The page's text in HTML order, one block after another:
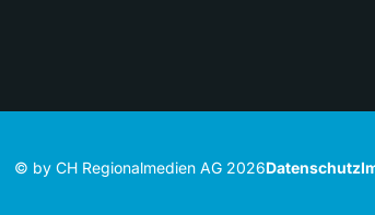
© by CH Regionalmedien AG 2026Datenschutz